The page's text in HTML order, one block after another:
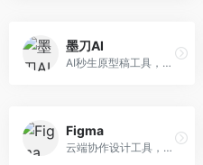
墨刀AI
AI秒生原型稿工具，专注于快速原型设计。面向产品经理和设计师，提供原型生成、交互设计、团队协作等服务，原型制作效率高。
Figma
云端协作设计工具，整合AI设计辅助功能。面向UI/UX设计师和产品团队，提供界面设计、原型制作、团队协作等服务，协作功能强大，是UI设计领域的标杆产品。